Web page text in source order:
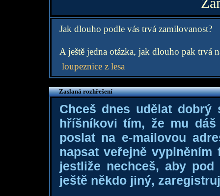
Jak dlouho podle vás trvá zamilovanost?
A ještě jedna otázka, jak dlouho pak trvá
loupeznice z lesa
Zaslaná rozhřešení
Chceš dnes udělat dobrý
hříšníkovi tím, že mu
poslat na e-mailovou
napsat veřejně
jestliže nechceš, aby
ještě někdo jiný,